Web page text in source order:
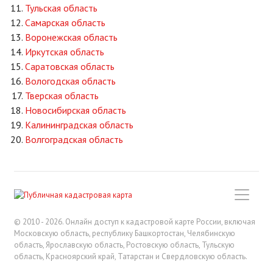
Тульская область
Самарская область
Воронежская область
Иркутская область
Саратовская область
Вологодская область
Тверская область
Новосибирская область
Калининградская область
Волгоградская область
© 2010 - 2026. Онлайн доступ к кадастровой карте России, включая
Московскую область, республику Башкортостан, Челябинскую
область, Ярославскую область, Ростовскую область, Тульскую
область, Красноярский край, Татарстан и Свердловскую область.